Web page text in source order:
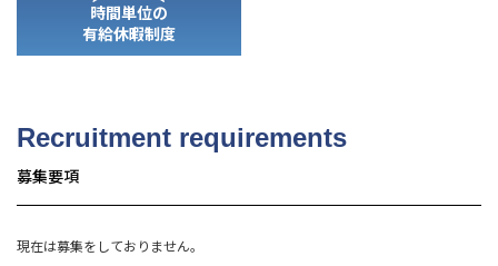
時間単位の
有給休暇制度
Recruitment requirements
募集要項
現在は募集をしておりません。